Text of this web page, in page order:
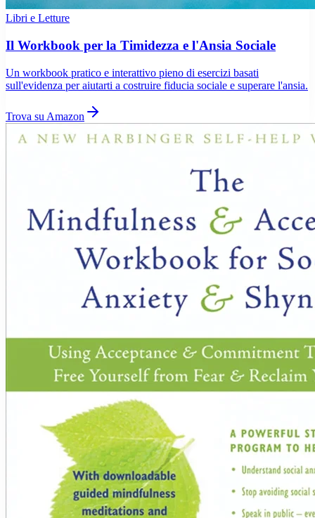
Libri e Letture
Il Workbook per la Timidezza e l'Ansia Sociale
Un workbook pratico e interattivo pieno di esercizi basati
sull'evidenza per aiutarti a costruire fiducia sociale e superare l'ansia.
Trova su Amazon